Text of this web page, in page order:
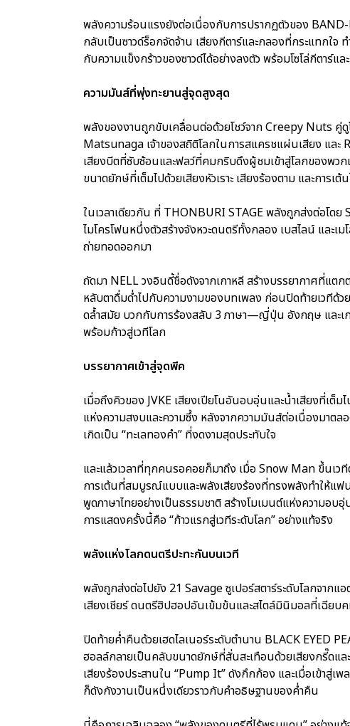
พลังความร้อนแรงยังต่อเนื่องกับการปรากฏตัวของ
กลับเป็นซาวด์ร็อกจัดจ้าน เสียงกีตาร์และกลองที่กระแทกใ
กับความแข็งกร้าวของซาวด์ได้อย่างลงตัว พร้อมโซโล่กีตาร์แ
ความมันส์ที่พุ่งทะยานสู่จุดสูงสุด
พลังของงานถูกขับเคลื่อนต่อด้วยโชว์จาก Creepy Nuts คู่
Matsunaga เจ้าของสถิติโลกในการสแครชแผ่นเสียง แล
เสียงบีตที่ซับซ้อนและฟลว์ที่คมกริบดึงผู้ชมเข้าสู่โลกของพว
ขนาดยักษ์ที่เต็มไปด้วยเสียงหัวเราะ เสียงร้องตาม และการเ
ในเวลาเดียวกัน ที่ THONBURI STAGE พลังถูกส่งต่อโดย
ไมโครโฟนหนึ่งตัวสร้างจังหวะดนตรีทั้งกลอง เบสไลน์ และ
ถ่ายทอดออกมา
ถัดมา NELL วงอินดี้ชื่อดังจากเกาหลี สร้างบรรยากาศที่แต
หลับตาดื่มด่ำไปกับความงามของบทเพลง ก่อนปิดท้ายเวทีด้
ดล้ำสมัย บวกกับการร้องสลับ 3 ภาษา—ญี่ปุ่น อังกฤษ และเ
พร้อมก้าวสู่เวทีโลก
บรรยากาศเข้าสู่จุดพีค
เมื่อถึงคิวของ JVKE เสียงเปียโนอันอบอุ่นและน้ำเสียงที่เต็
แห่งความสงบและความซึ้ง หลังจากความมันส์ต่อเนื่องมา
เกิดเป็น “ทะเลทองคำ” ที่งดงามสุดประทับใจ
และแล้วเวลาที่ทุกคนรอคอยก็มาถึง เมื่อ Snow Man ขึ้นเ
การเต้นที่สมบูรณ์แบบและพลังเสียงร้องที่ทรงพลังทำให้แฟ
พูดภาษาไทยอย่างเป็นธรรมชาติ สร้างโมเมนต์แห่งความ
การแสดงครั้งนี้คือ “ก้าวแรกสู่เวทีระดับโลก” อย่างแท้จริง
พลังแห่งโลกดนตรีปะทะกันบนเวที
พลังถูกส่งต่อไปยัง 21 Savage ซูเปอร์สตาร์ระดับโลกจาก
เสียงเชียร์ ดนตรีฮิปฮอปอันเข้มข้นและสไตล์มินิมอลที่เฉียบ
ปิดท้ายค่ำคืนด้วยเฮดไลเนอร์ระดับตำนาน BLACK EYED
ฮอลล์กลายเป็นคลับขนาดยักษ์ที่สั่นสะเทือนด้วยเสียงกรี๊ดแ
เสียงร้องประสานใน “Pump It” ดังกึกก้อง และเมื่อเข้าสู่เ
ก็ดังกังวานเป็นหนึ่งเดียวราวกับคำอธิษฐานของค่ำคืน